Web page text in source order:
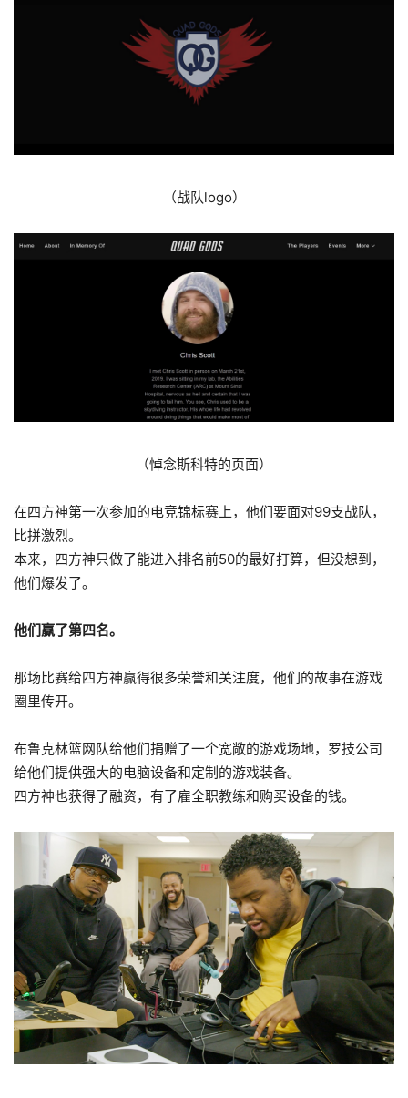
（战队logo）
（悼念斯科特的页面）
在四方神第一次参加的电竞锦标赛上，他们要面对99支战队，
比拼激烈。
本来，四方神只做了能进入排名前50的最好打算，但没想到，
他们爆发了。
他们赢了第四名。
那场比赛给四方神赢得很多荣誉和关注度，他们的故事在游戏
圈里传开。
布鲁克林篮网队给他们捐赠了一个宽敞的游戏场地，罗技公司
给他们提供强大的电脑设备和定制的游戏装备。
四方神也获得了融资，有了雇全职教练和购买设备的钱。